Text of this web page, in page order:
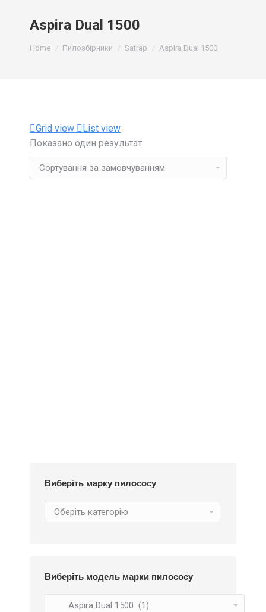
Aspira Dual 1500
Home Пилозбірники Satrap Aspira Dual 1500
Grid view
List view
Показано один результат
Виберіть марку пилососу
Виберіть модель марки пилососу